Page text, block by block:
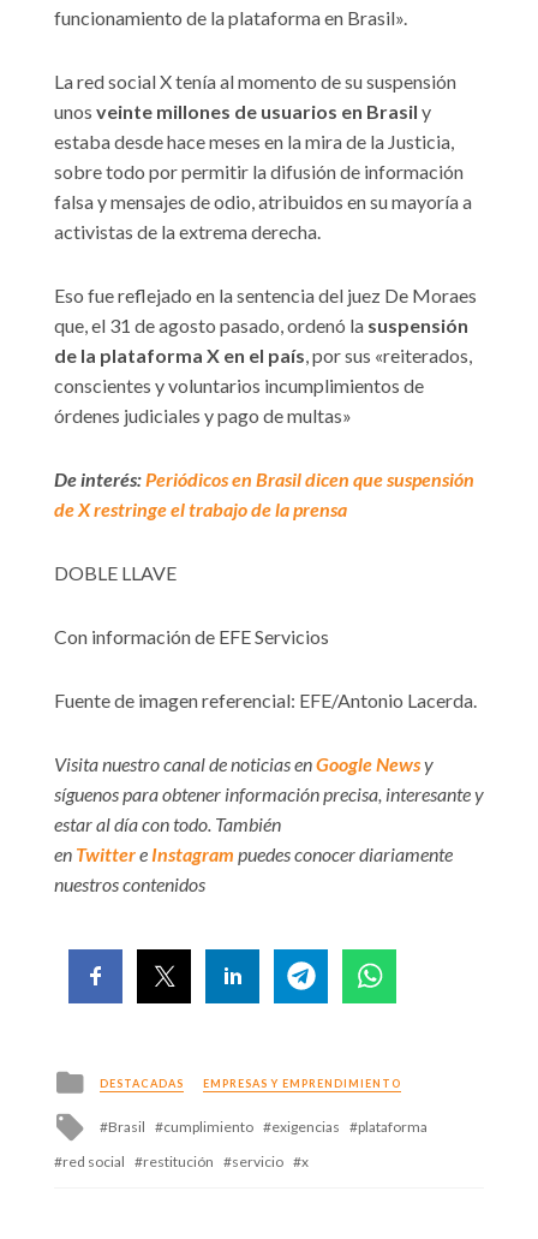
funcionamiento de la plataforma en Brasil».
La red social X tenía al momento de su suspensión
unos veinte millones de usuarios en Brasil y
estaba desde hace meses en la mira de la Justicia,
sobre todo por permitir la difusión de información
falsa y mensajes de odio, atribuidos en su mayoría a
activistas de la extrema derecha.
Eso fue reflejado en la sentencia del juez De Moraes
que, el 31 de agosto pasado, ordenó la suspensión
de la plataforma X en el país, por sus «reiterados,
conscientes y voluntarios incumplimientos de
órdenes judiciales y pago de multas»
De interés:Periódicos en Brasil dicen que suspensión
de X restringe el trabajo de la prensa
DOBLE LLAVE
Con información de EFE Servicios
Fuente de imagen referencial: EFE/Antonio Lacerda.
Visita nuestro canal de noticias enGoogle Newsy
síguenos para obtener información precisa, interesante y
estar al día con todo. También
en Twittere Instagram puedes conocer diariamente
nuestros contenidos
Posted
in
DESTACADAS EMPRESAS Y EMPRENDIMIENTO
Tagged
Brasil cumplimiento exigencias
plataforma
red social
restitución servicio x